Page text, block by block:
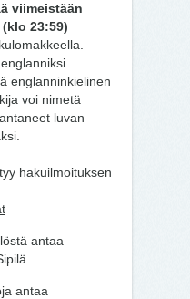
viimeistään
23:59)
englanninkielinen
voi nimetä
luvan
hakuilmoituksen
antaa
antaa